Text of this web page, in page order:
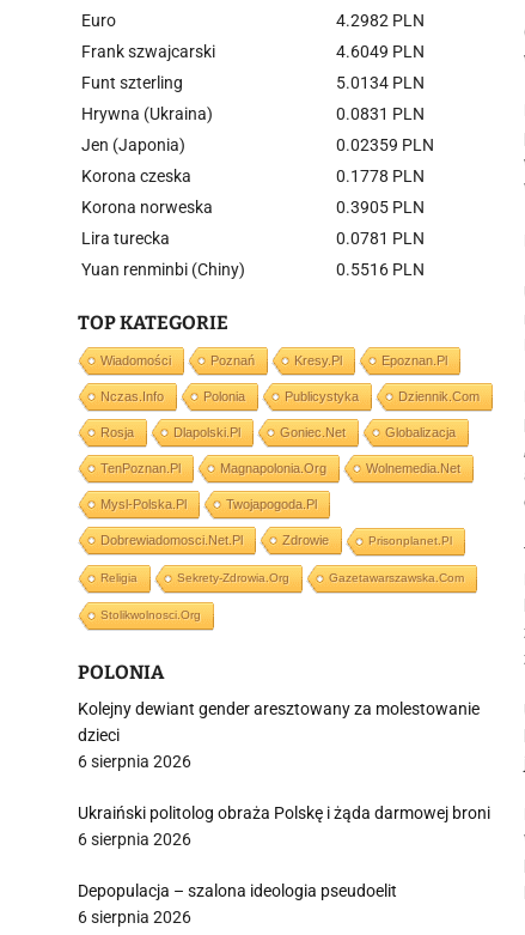
Euro
4.2982 PLN
Frank szwajcarski
4.6049 PLN
Funt szterling
5.0134 PLN
Hrywna (Ukraina)
0.0831 PLN
Jen (Japonia)
0.02359 PLN
Korona czeska
0.1778 PLN
Korona norweska
0.3905 PLN
Lira turecka
0.0781 PLN
Yuan renminbi (Chiny)
0.5516 PLN
TOP KATEGORIE
Wiadomości Poznań Kresy.pl Epoznan.pl
Nczas.info Polonia Publicystyka Dziennik.com
Rosja Dlapolski.pl Goniec.net Globalizacja
TenPoznan.pl Magnapolonia.org Wolnemedia.net
Mysl-Polska.pl Twojapogoda.pl
Dobrewiadomosci.net.pl Zdrowie Prisonplanet.pl
Religia Sekrety-Zdrowia.org Gazetawarszawska.com
Stolikwolnosci.org
POLONIA
Kolejny dewiant gender aresztowany za molestowanie
dzieci
6 sierpnia 2026
Ukraiński politolog obraża Polskę i żąda darmowej broni
6 sierpnia 2026
Depopulacja – szalona ideologia pseudoelit
6 sierpnia 2026